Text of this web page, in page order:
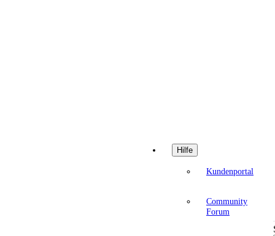
Hilfe
Kundenportal
Community
Forum